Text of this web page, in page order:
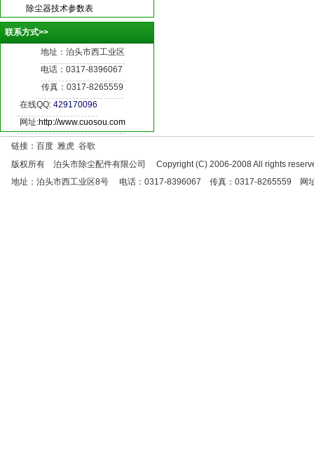
除尘器技术参数表
联系方式>>
地址：泊头市西工业区
电话：0317-8396067
传真：0317-8265559
在线QQ: 429170096
网址:http://www.cuosou.com
链接：百度 雅虎 谷歌
版权所有 泊头市除尘配件有限公司 Copyright (C) 2006-2008 All rights
地址：泊头市西工业区8号 电话：0317-8396067 传真：0317-8265559 网